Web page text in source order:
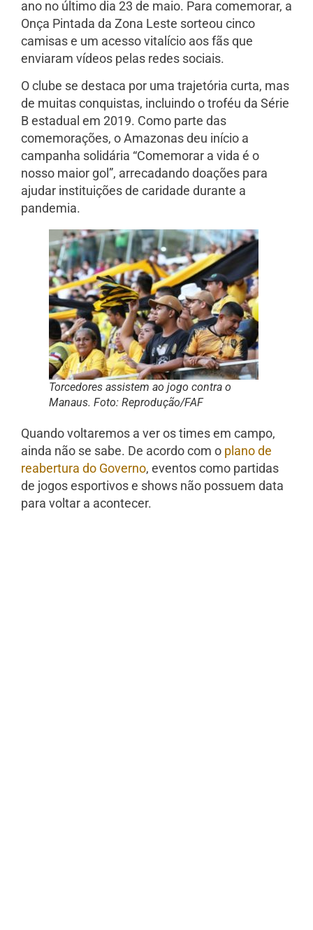
ano no último dia 23 de maio. Para comemorar, a
Onça Pintada da Zona Leste sorteou cinco
camisas e um acesso vitalício aos fãs que
enviaram vídeos pelas redes sociais.
O clube se destaca por uma trajetória curta, mas
de muitas conquistas, incluindo o troféu da Série
B estadual em 2019. Como parte das
comemorações, o Amazonas deu início a
campanha solidária “Comemorar a vida é o
nosso maior gol”, arrecadando doações para
ajudar instituições de caridade durante a
pandemia.
Torcedores assistem ao jogo contra o
Manaus. Foto: Reprodução/FAF
Quando voltaremos a ver os times em campo,
ainda não se sabe. De acordo com o plano de
reabertura do Governo, eventos como partidas
de jogos esportivos e shows não possuem data
para voltar a acontecer.